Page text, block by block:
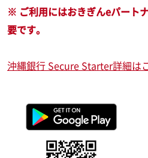
※ ご利用にはおきぎんeパート
要です。
沖縄銀行 Secure Starter詳細